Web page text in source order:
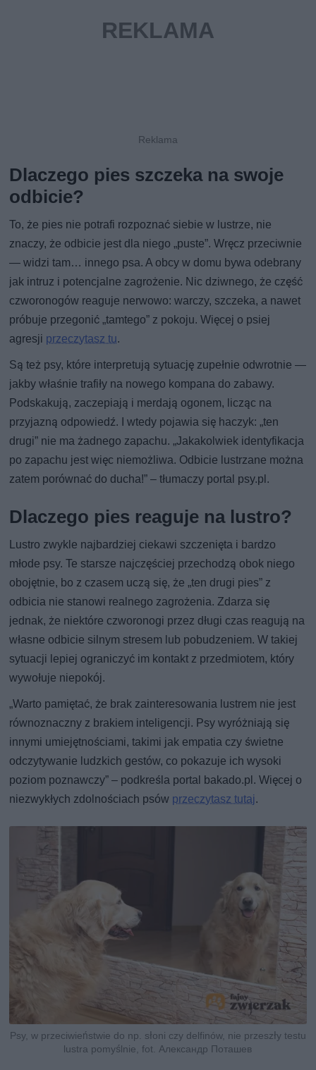
Dlaczego pies szczeka na swoje
odbicie?
To, że pies nie potrafi rozpoznać siebie w lustrze, nie
znaczy, że odbicie jest dla niego „puste”. Wręcz przeciwnie
— widzi tam… innego psa. A obcy w domu bywa odebrany
jak intruz i potencjalne zagrożenie. Nic dziwnego, że część
czworonogów reaguje nerwowo: warczy, szczeka, a nawet
próbuje przegonić „tamtego” z pokoju. Więcej o psiej
agresji przeczytasz tu.
Są też psy, które interpretują sytuację zupełnie odwrotnie —
jakby właśnie trafiły na nowego kompana do zabawy.
Podskakują, zaczepiają i merdają ogonem, licząc na
przyjazną odpowiedź. I wtedy pojawia się haczyk: „ten
drugi” nie ma żadnego zapachu. „Jakakolwiek identyfikacja
po zapachu jest więc niemożliwa. Odbicie lustrzane można
zatem porównać do ducha!” – tłumaczy portal psy.pl.
Dlaczego pies reaguje na lustro?
Lustro zwykle najbardziej ciekawi szczenięta i bardzo
młode psy. Te starsze najczęściej przechodzą obok niego
obojętnie, bo z czasem uczą się, że „ten drugi pies” z
odbicia nie stanowi realnego zagrożenia. Zdarza się
jednak, że niektóre czworonogi przez długi czas reagują na
własne odbicie silnym stresem lub pobudzeniem. W takiej
sytuacji lepiej ograniczyć im kontakt z przedmiotem, który
wywołuje niepokój.
„Warto pamiętać, że brak zainteresowania lustrem nie jest
równoznaczny z brakiem inteligencji. Psy wyróżniają się
innymi umiejętnościami, takimi jak empatia czy świetne
odczytywanie ludzkich gestów, co pokazuje ich wysoki
poziom poznawczy” – podkreśla portal bakado.pl. Więcej o
niezwykłych zdolnościach psów przeczytasz tutaj.
Psy, w przeciwieństwie do np. słoni czy delfinów, nie przeszły testu
lustra pomyślnie, fot. Александр Поташев